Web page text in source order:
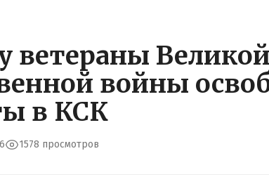
ветераны Великой
войны
в КСК
1578 просмотров